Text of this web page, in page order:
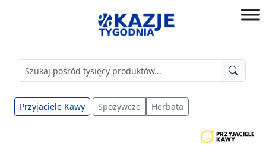
złap
Przyjaciele Kawy Spożywcze Herbata